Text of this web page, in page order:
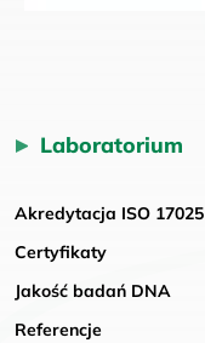
Laboratorium
Akredytacja ISO 17025
Certyfikaty
Jakość badań DNA
Referencje